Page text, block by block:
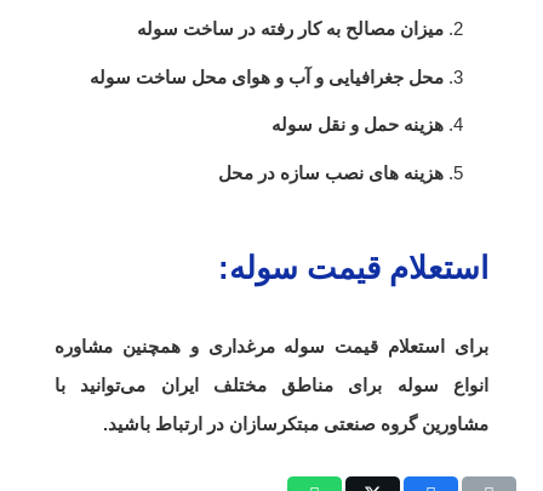
میزان مصالح به کار رفته در ساخت سوله
محل جغرافیایی و آب و هوای محل ساخت سوله
هزینه حمل و نقل سوله
هزینه های نصب سازه در محل
استعلام قیمت سوله:
برای استعلام قیمت سوله مرغداری و همچنین مشاوره
انواع سوله برای مناطق مختلف ایران می‌توانید با
مشاورین گروه صنعتی مبتکرسازان در ارتباط باشید.